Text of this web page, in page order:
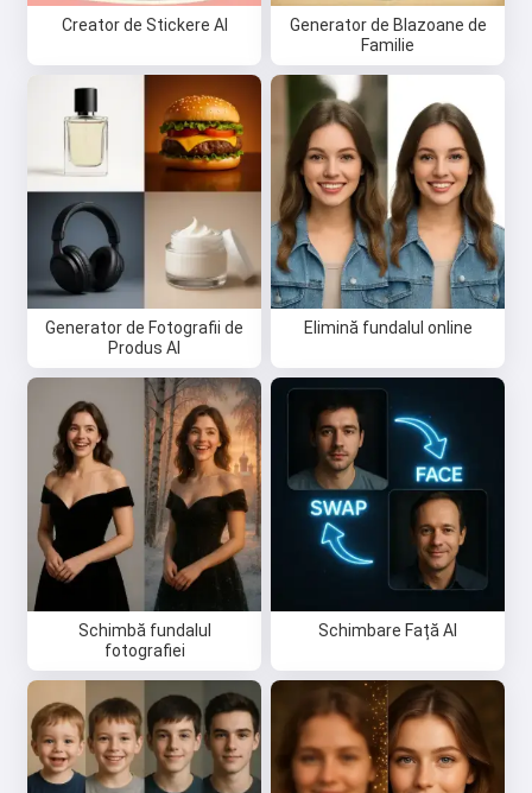
Creator de Stickere AI
Generator de Blazoane de
Familie
Generator de Fotografii de
Produs AI
Elimină fundalul online
Schimbă fundalul
fotografiei
Schimbare Față AI
Salut 👋
Pot crea cântece, scrie poezii și
felicitări 🥰
Încearcă gratuit
Politica de confidențialitate ,
Politica de rambursare